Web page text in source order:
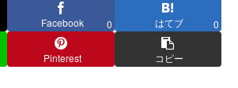
Facebook 0 はてブ 0
Pinterest コピー